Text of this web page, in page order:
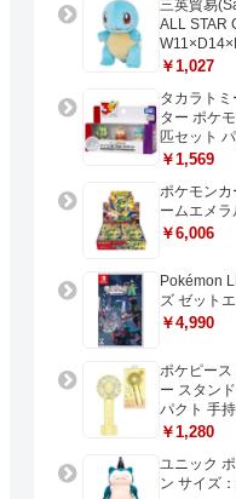
三英貿易
ALL STAR
￥1,027
タカラト
ター ポケ
匹セット
￥1,569
ポケモンカ
ームエメ
￥6,006
Pokémon
ズ ゼット
￥4,990
ポケピース
ー スタン
パクト 手
プレゼン
￥1,280
ユニック
ン サイズ